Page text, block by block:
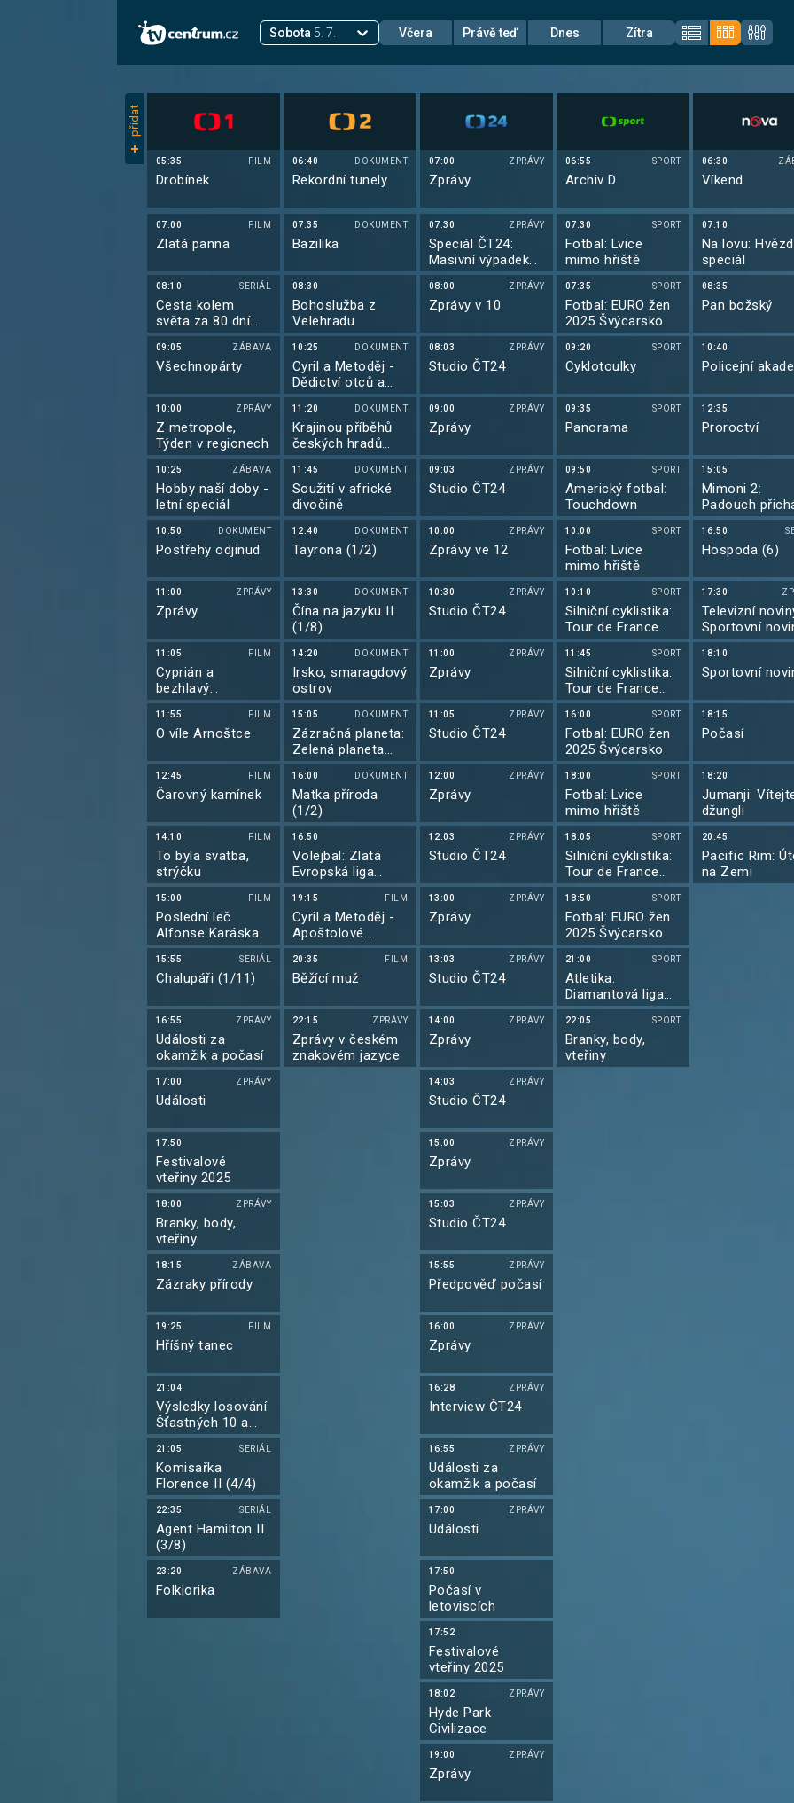
Sobota 5. 7. Včera Právě teď Dnes Zítra
přidat
05:35 FILM
Drobínek
07:00 FILM
Zlatá panna
08:10 SERIÁL
Cesta kolem
světa za 80 dní
(6/6)
09:05 ZÁBAVA
Všechnopárty
10:00 ZPRÁVY
Z metropole,
Týden v regionech
10:25 ZÁBAVA
Hobby naší doby -
letní speciál
10:50 DOKUMENT
Postřehy odjinud
11:00 ZPRÁVY
Zprávy
11:05 FILM
Cyprián a
bezhlavý
prapradědeček
11:55 FILM
O víle Arnoštce
12:45 FILM
Čarovný kamínek
14:10 FILM
To byla svatba,
strýčku
15:00 FILM
Poslední leč
Alfonse Karáska
15:55 SERIÁL
Chalupáři (1/11)
16:55 ZPRÁVY
Události za
okamžik a počasí
17:00 ZPRÁVY
Události
17:50
Festivalové
vteřiny 2025
18:00 ZPRÁVY
Branky, body,
vteřiny
18:15 ZÁBAVA
Zázraky přírody
19:25 FILM
Hříšný tanec
21:04
Výsledky losování
Šťastných 10 a
Euromiliony
21:05 SERIÁL
Komisařka
Florence II (4/4)
22:35 SERIÁL
Agent Hamilton II
(3/8)
23:20 ZÁBAVA
Folklorika
06:40 DOKUMENT
Rekordní tunely
07:35 DOKUMENT
Bazilika
08:30
Bohoslužba z
Velehradu
10:25 DOKUMENT
Cyril a Metoděj -
Dědictví otců a
matek zachovej
nám, Pane!
11:20 DOKUMENT
Krajinou příběhů
českých hradů
známých i
neznámých (7/10)
11:45 DOKUMENT
Soužití v africké
divočině
12:40 DOKUMENT
Tayrona (1/2)
13:30 DOKUMENT
Čína na jazyku II
(1/8)
14:20 DOKUMENT
Irsko, smaragdový
ostrov
15:05 DOKUMENT
Zázračná planeta:
Zelená planeta
(4/5)
16:00 DOKUMENT
Matka příroda
(1/2)
16:50
Volejbal: Zlatá
Evropská liga
mužů 2025
19:15 FILM
Cyril a Metoděj -
Apoštolové
Slovanů
20:35 FILM
Běžící muž
22:15 ZPRÁVY
Zprávy v českém
znakovém jazyce
07:00 ZPRÁVY
Zprávy
07:30 ZPRÁVY
Speciál ČT24:
Masivní výpadek
proudu v Česku
08:00 ZPRÁVY
Zprávy v 10
08:03 ZPRÁVY
Studio ČT24
09:00 ZPRÁVY
Zprávy
09:03 ZPRÁVY
Studio ČT24
10:00 ZPRÁVY
Zprávy ve 12
10:30 ZPRÁVY
Studio ČT24
11:00 ZPRÁVY
Zprávy
11:05 ZPRÁVY
Studio ČT24
12:00 ZPRÁVY
Zprávy
12:03 ZPRÁVY
Studio ČT24
13:00 ZPRÁVY
Zprávy
13:03 ZPRÁVY
Studio ČT24
14:00 ZPRÁVY
Zprávy
14:03 ZPRÁVY
Studio ČT24
15:00 ZPRÁVY
Zprávy
15:03 ZPRÁVY
Studio ČT24
15:55 ZPRÁVY
Předpověď počasí
16:00 ZPRÁVY
Zprávy
16:28 ZPRÁVY
Interview ČT24
16:55 ZPRÁVY
Události za
okamžik a počasí
17:00 ZPRÁVY
Události
17:50
Počasí v
letoviscích
17:52
Festivalové
vteřiny 2025
18:02 ZPRÁVY
Hyde Park
Civilizace
19:00 ZPRÁVY
Zprávy
06:55 SPORT
Archiv D
07:30 SPORT
Fotbal: Lvice
mimo hřiště
07:35 SPORT
Fotbal: EURO žen
2025 Švýcarsko
09:20 SPORT
Cyklotoulky
09:35 SPORT
Panorama
09:50 SPORT
Americký fotbal:
Touchdown
10:00 SPORT
Fotbal: Lvice
mimo hřiště
10:10 SPORT
Silniční cyklistika:
Tour de France
2025
11:45 SPORT
Silniční cyklistika:
Tour de France
2025
16:00 SPORT
Fotbal: EURO žen
2025 Švýcarsko
18:00 SPORT
Fotbal: Lvice
mimo hřiště
18:05 SPORT
Silniční cyklistika:
Tour de France
2025
18:50 SPORT
Fotbal: EURO žen
2025 Švýcarsko
21:00 SPORT
Atletika:
Diamantová liga
2025
22:05 SPORT
Branky, body,
vteřiny
06:30
Víkend
07:10
Na lovu:
speciál
08:35
Pan božský
10:40
Policejní
12:35
Proroctví
15:05
Mimoni 2:
Padouch
16:50
Hospoda (6)
17:30
Televizní
Sportovní
Počasí
18:10
Sportovní
18:15
Počasí
18:20
Jumanji:
džungli
20:45
Pacific Rim:
na Zemi